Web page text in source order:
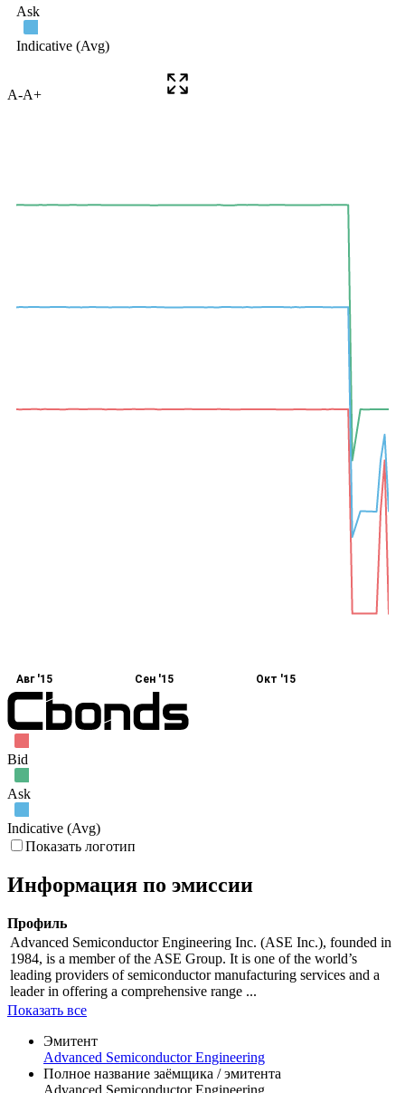
A-A+
Авг '15 Сен '15 Окт '15
Bid
Ask
Indicative (Avg)
Показать логотип
Информация по эмиссии
Профиль
Advanced Semiconductor Engineering Inc. (ASE Inc.), founded in
1984, is a member of the ASE Group. It is one of the world’s
leading providers of semiconductor manufacturing services and a
leader in offering a comprehensive range ...
Показать все
Эмитент
Advanced Semiconductor Engineering
Полное название заёмщика / эмитента
Advanced Semiconductor Engineering